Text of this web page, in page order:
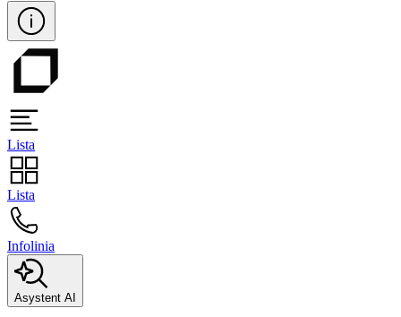
Lista
Lista
Infolinia
Asystent AI